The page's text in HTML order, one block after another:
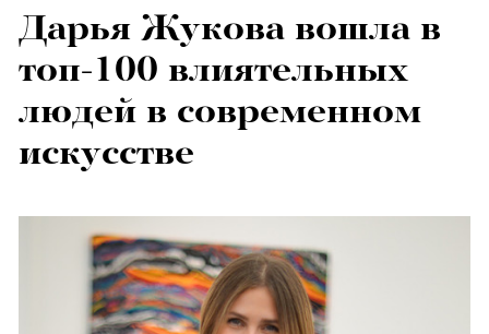
Дарья Жукова вошла в
топ-100 влиятельных
людей в современном
искусстве